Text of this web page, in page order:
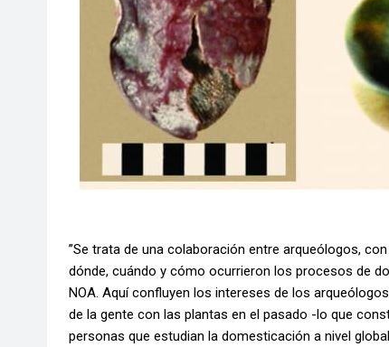
”Se trata de una colaboración entre arqueólogos,
dónde, cuándo y cómo ocurrieron los procesos de
NOA. Aquí confluyen los intereses de los
de la gente con las plantas en el pasado -lo que
personas que estudian la domesticación a nivel